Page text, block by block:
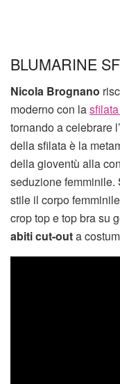
BLUMARINE
Nicola Brognano
moderno con la
tornando a celebrare
della sfilata è la
della gioventù alla
seduzione femminile.
stile il corpo
crop top e top bra su
abiti cut-outa